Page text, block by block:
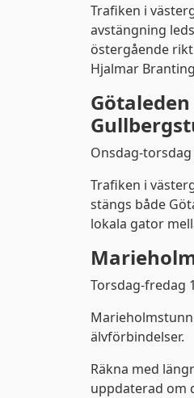
Trafiken i
avstängning
östergående
Hjalmar
Onsdag-
Trafiken i
stängs både
lokala gator
Torsdag-fredag
älvförbindelser.
Räkna med
uppdaterad om